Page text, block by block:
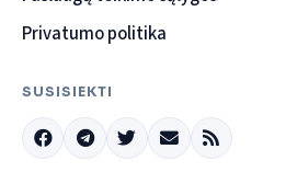
Privatumo politika
SUSISIEKTI